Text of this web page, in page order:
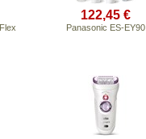
122,45 €
Panasonic ES-EY90